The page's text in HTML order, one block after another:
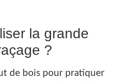
la grande
?
de bois pour pratiquer